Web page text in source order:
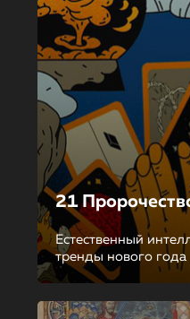
21
Естественный
тренды нового года